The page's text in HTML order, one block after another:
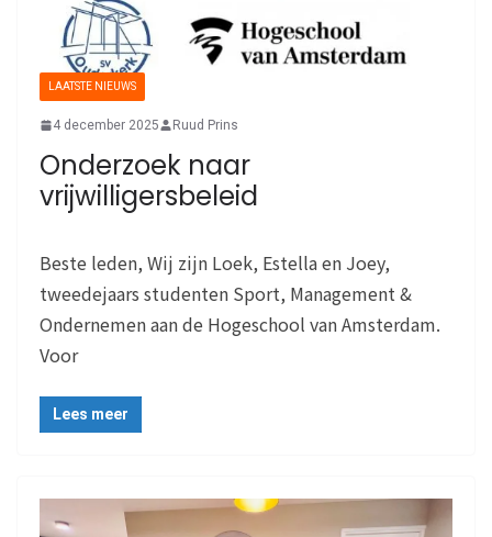
LAATSTE NIEUWS
4 december 2025 Ruud Prins
Onderzoek naar
vrijwilligersbeleid
Beste leden, Wij zijn Loek, Estella en Joey,
tweedejaars studenten Sport, Management &
Ondernemen aan de Hogeschool van Amsterdam.
Voor
Lees meer